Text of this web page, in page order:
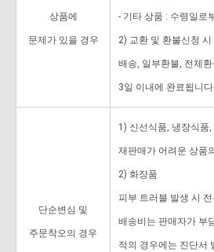
상품에
문제가 있을 경우
- 기타 상품 : 수령일로
2) 교환 및 환불신청
배송, 일부환불, 전체
3일 이내에 완료됩니
단순변심 및
주문착오의 경우
1) 신선식품, 냉장식품
재판매가 어려운 상품
2) 화장품
피부 트러블 발생 시
배송비는 판매자가 부
적의 경우에는 진단서